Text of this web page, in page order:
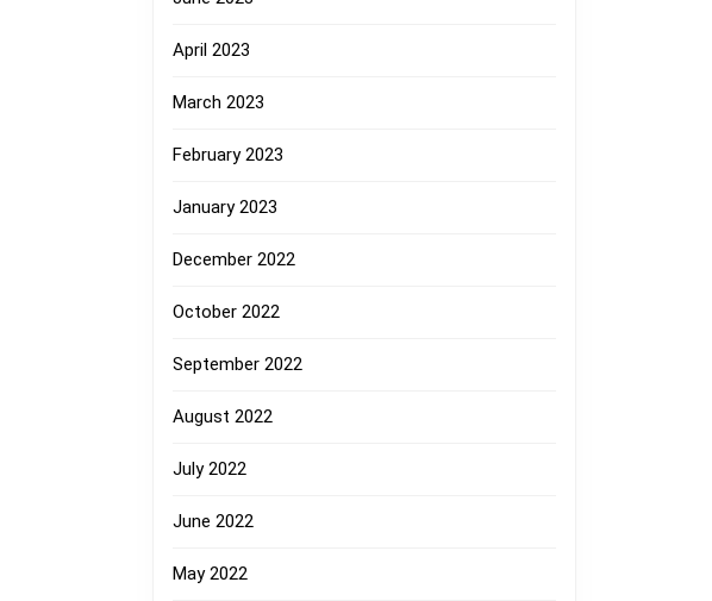
April 2023
March 2023
February 2023
January 2023
December 2022
October 2022
September 2022
August 2022
July 2022
June 2022
May 2022